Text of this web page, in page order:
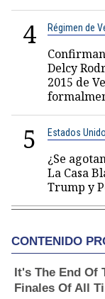
4 Régimen de
Delcy
2015 de
5 Estados
¿Se
La Casa
Trump y